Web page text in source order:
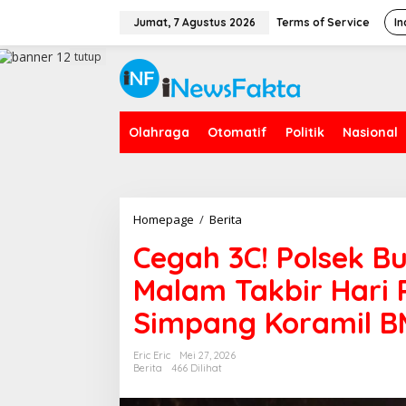
a
Jumat, 7 Agustus 2026 Terms of Service
Olahraga Otomatif Politik Nasional
tutup
Homepage / Berita
g
a
h
3
C
!
s
Cegah 3C! Polsek
Malam Takbir Hari
Simpang Koramil
Eric Eric
Mei 27, 2026
Berita
466 Dilihat